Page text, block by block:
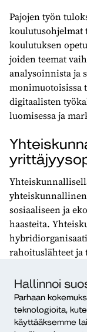
Hallinnoi
Parhaan
teknologioita,
käyttääksemme
Pajojen työn
koulutusohjelmat
koulutuksen
joiden teemat
analysoinnista ja
monimuotoisissa
digitaalisten
luomisessa ja
sosiaaliseen ja
haasteita.
rahoituslähteet ja
osallistamista ja
useimmissa
Näitä